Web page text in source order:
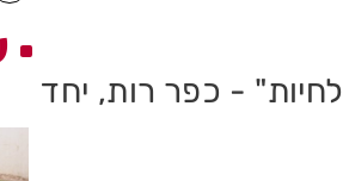
- כפר רות, יחד